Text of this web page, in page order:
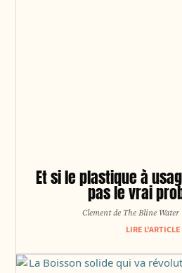
Et si le plastique à
pas le vrai
Clement de The Bline Water
LIRE